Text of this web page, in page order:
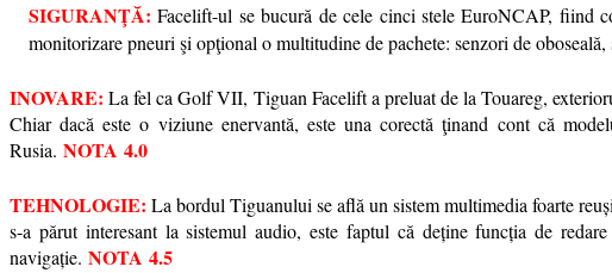
SIGURANŢĂ: Facelift-ul se bucură de cele cinci stele EuroNCAP, fiind
monitorizare pneuri şi opţional o multitudine de pachete: senzori de
INOVARE: La fel ca Golf VII, Tiguan Facelift a preluat de la Touareg,
Chiar dacă este o viziune enervantă, este una corectă ţinand cont că
Rusia. NOTA 4.0
TEHNOLOGIE: La bordul Tiguanului se află un sistem multimedia foarte
s-a părut interesant la sistemul audio, este faptul că deține funcția de
navigație. NOTA 4.5